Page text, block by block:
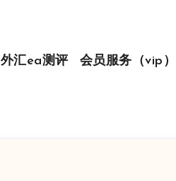
外汇ea测评 会员服务（vip）